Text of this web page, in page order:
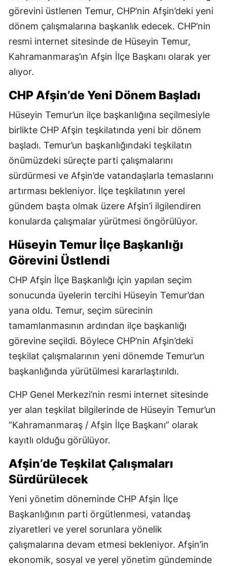
görevini üstlenen Temur, CHP’nin Afşin’deki yeni
dönem çalışmalarına başkanlık edecek. CHP’nin
resmi internet sitesinde de Hüseyin Temur,
Kahramanmaraş’ın Afşin İlçe Başkanı olarak yer
alıyor.
CHP Afşin’de Yeni Dönem Başladı
Hüseyin Temur’un ilçe başkanlığına seçilmesiyle
birlikte CHP Afşin teşkilatında yeni bir dönem
başladı. Temur’un başkanlığındaki teşkilatın
önümüzdeki süreçte parti çalışmalarını
sürdürmesi ve Afşin’de vatandaşlarla temaslarını
artırması bekleniyor. İlçe teşkilatının yerel
gündem başta olmak üzere Afşin’i ilgilendiren
konularda çalışmalar yürütmesi öngörülüyor.
Hüseyin Temur İlçe Başkanlığı
Görevini Üstlendi
CHP Afşin İlçe Başkanlığı için yapılan seçim
sonucunda üyelerin tercihi Hüseyin Temur’dan
yana oldu. Temur, seçim sürecinin
tamamlanmasının ardından ilçe başkanlığı
görevine seçildi. Böylece CHP’nin Afşin’deki
teşkilat çalışmalarının yeni dönemde Temur’un
başkanlığında yürütülmesi kararlaştırıldı.
CHP Genel Merkezi’nin resmi internet sitesinde
yer alan teşkilat bilgilerinde de Hüseyin Temur’un
“Kahramanmaraş / Afşin İlçe Başkanı” olarak
kayıtlı olduğu görülüyor.
Afşin’de Teşkilat Çalışmaları
Sürdürülecek
Yeni yönetim döneminde CHP Afşin İlçe
Başkanlığının parti örgütlenmesi, vatandaş
ziyaretleri ve yerel sorunlara yönelik
çalışmalarına devam etmesi bekleniyor. Afşin’in
ekonomik, sosyal ve yerel yönetim gündeminde